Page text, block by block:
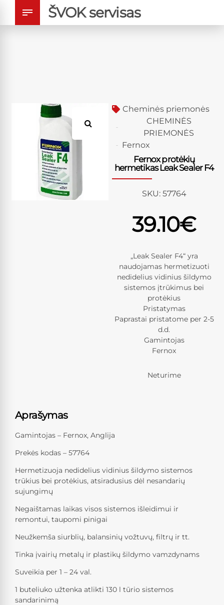
ŠVOK servisas
Cheminės priemonės
CHEMINĖS
PRIEMONĖS
Fernox
Fernox protėkių
hermetikas Leak Sealer F4
SKU: 57764
39.10€
„Leak Sealer F4“ yra
naudojamas hermetizuoti
nedidelius vidinius šildymo
sistemos įtrūkimus bei
protėkius
Pristatymas
Paprastai pristatome per 2-5
d.d.
Gamintojas
Fernox
Neturime
Aprašymas
Gamintojas – Fernox, Anglija
Prekės kodas – 57764
Hermetizuoja nedidelius vidinius šildymo sistemos
trūkius bei protėkius, atsiradusius dėl nesandarių
sujungimų
Negaištamas laikas visos sistemos išleidimui ir
remontui, taupomi pinigai
Neužkemša siurblių, balansinių vožtuvų, filtrų ir tt.
Tinka įvairių metalų ir plastikų šildymo vamzdynams
Suveikia per 1 – 24 val.
1 buteliuko užtenka atlikti 130 l tūrio sistemos
sandarinimą